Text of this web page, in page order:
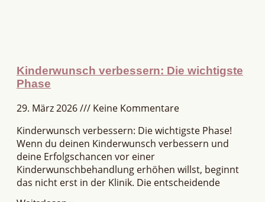
Kinderwunsch verbessern: Die wichtigste
Phase
29. März 2026
Keine Kommentare
Kinderwunsch verbessern: Die wichtigste Phase!
Wenn du deinen Kinderwunsch verbessern und
deine Erfolgschancen vor einer
Kinderwunschbehandlung erhöhen willst, beginnt
das nicht erst in der Klinik. Die entscheidende